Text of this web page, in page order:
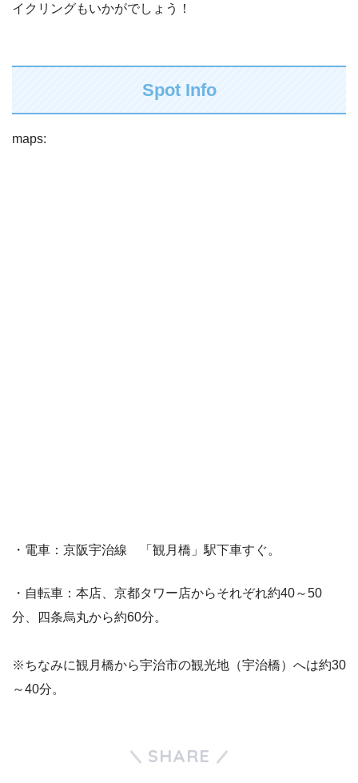
イクリングもいかがでしょう！
Spot Info
maps:
・電車：京阪宇治線 「観月橋」駅下車すぐ。
・自転車：本店、京都タワー店からそれぞれ約40～50
分、四条烏丸から約60分。
※ちなみに観月橋から宇治市の観光地（宇治橋）へは約30
～40分。
SHARE